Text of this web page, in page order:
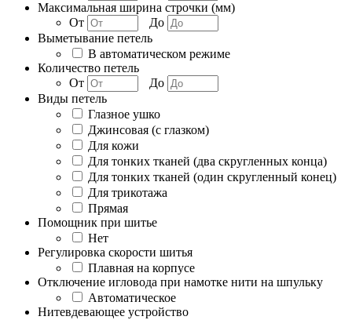
Максимальная ширина строчки (мм)
От
До
Выметывание петель
В автоматическом режиме
Количество петель
От
До
Виды петель
Глазное ушко
Джинсовая (с глазком)
Для кожи
Для тонких тканей (два скругленных конца)
Для тонких тканей (один скругленный конец)
Для трикотажа
Прямая
Помощник при шитье
Нет
Регулировка скорости шитья
Плавная на корпусе
Отключение игловода при намотке нити на шпульку
Автоматическое
Нитевдевающее устройство